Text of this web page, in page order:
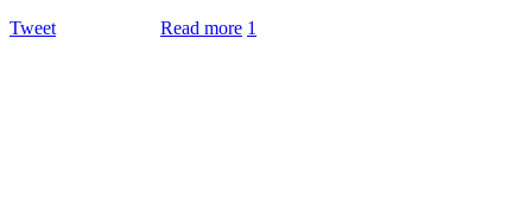
Tweet Read more 1